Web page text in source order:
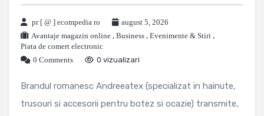
pr [ @ ] ecompedia ro
august 5, 2026
Avantaje magazin online , Business , Evenimente & Stiri ,
Piata de comert electronic
0 Comments
0 vizualizari
Brandul romanesc Andreeatex (specializat in hainute,
trusouri si accesorii pentru botez si ocazie) transmite,